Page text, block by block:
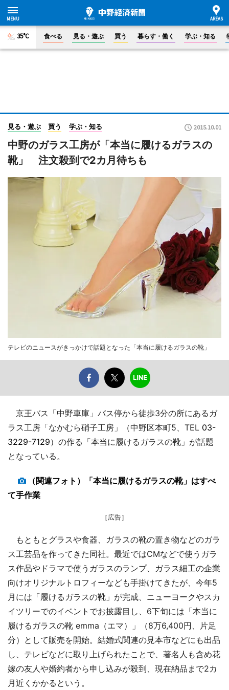
35°C 食べる 見る・遊ぶ 買う 暮らす・働く 学ぶ・知る
見る・遊ぶ 買う 学ぶ・知る 2015.10.01
中野のガラス工房が「本当に履けるガラスの
靴」 注文殺到で2カ月待ちも
テレビのニュースがきっかけで話題となった「本当に履けるガラスの靴」
京王バス「中野車庫」バス停から徒歩3分の所にあるガ
ラス工房「なかむら硝子工房」（中野区本町5、TEL 03-
3229-7129）の作る「本当に履けるガラスの靴」が話題
となっている。
（関連フォト）「本当に履けるガラスの靴」はすべ
て手作業
［広告］
もともとグラスや食器、ガラスの靴の置き物などのガラ
ス工芸品を作ってきた同社。最近ではCMなどで使うガラ
ス作品やドラマで使うガラスのランプ、ガラス細工の企業
向けオリジナルトロフィーなども手掛けてきたが、今年5
月には「履けるガラスの靴」が完成、ニューヨークやスカ
イツリーでのイベントでお披露目し、6下旬には「本当に
履けるガラスの靴 emma（エマ）」（8万6,400円、片足
分）として販売を開始。結婚式関連の見本市などにも出品
し、テレビなどに取り上げられたことで、著名人も含め花
嫁の友人や婚約者から申し込みが殺到、現在納品まで2カ
月近くかかるという。